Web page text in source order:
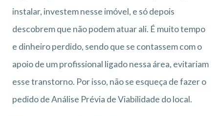
instalar, investem nesse imóvel, e só depois
descobrem que não podem atuar ali. É muito tempo
e dinheiro perdido, sendo que se contassem com o
apoio de um profissional ligado nessa área, evitariam
esse transtorno. Por isso, não se esqueça de fazer o
pedido de Análise Prévia de Viabilidade do local.